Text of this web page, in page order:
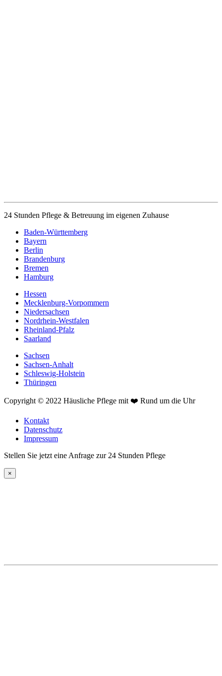
24 Stunden Pflege & Betreuung im eigenen Zuhause
Baden-Württemberg
Bayern
Berlin
Brandenburg
Bremen
Hamburg
Hessen
Mecklenburg-Vorpommern
Niedersachsen
Nordrhein-Westfalen
Rheinland-Pfalz
Saarland
Sachsen
Sachsen-Anhalt
Schleswig-Holstein
Thüringen
Copyright © 2022 Häusliche Pflege mit ❤️ Rund um die Uhr
Kontakt
Datenschutz
Impressum
Stellen Sie jetzt eine Anfrage zur 24 Stunden Pflege
×